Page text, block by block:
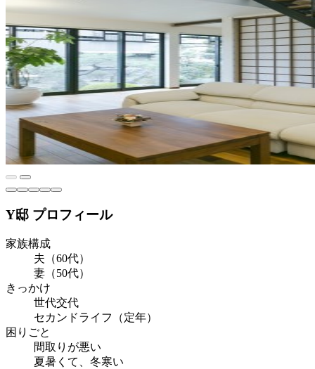
Y邸 プロフィール
家族構成
夫（60代）
妻（50代）
きっかけ
世代交代
セカンドライフ（定年）
困りごと
間取りが悪い
夏暑くて、冬寒い